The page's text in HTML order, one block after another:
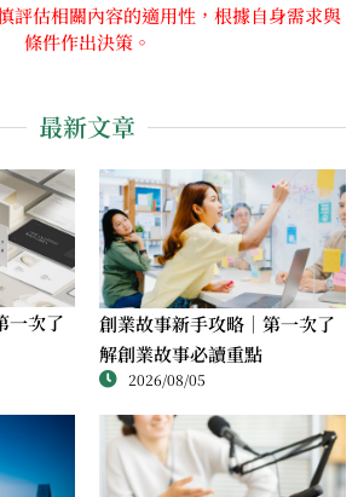
評估相關內容的適用性，根據自身需求與
條件作出決策。
最新文章
一次了
創業故事新手攻略｜第一次了
解創業故事必讀重點
2026/08/05